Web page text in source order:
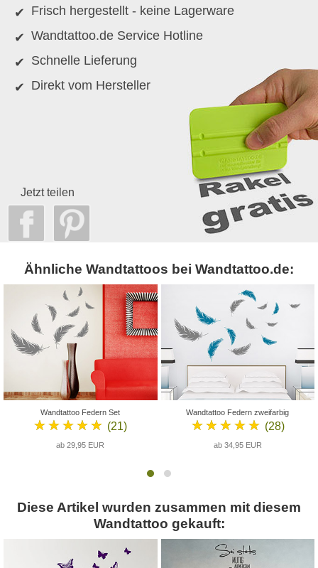
Frisch hergestellt - keine Lagerware
Wandtattoo.de Service Hotline
Schnelle Lieferung
Direkt vom Hersteller
Jetzt teilen
Ähnliche Wandtattoos bei Wandtattoo.de:
Wandtattoo Federn Set
★★★★★ (21)
ab 29,95 EUR
Wandtattoo Federn zweifarbig
★★★★★ (28)
ab 34,95 EUR
Diese Artikel wurden zusammen mit diesem
Wandtattoo gekauft: